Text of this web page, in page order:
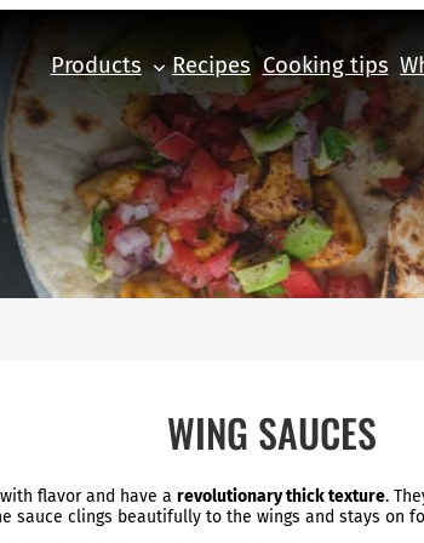
Products Recipes Cooking tips
WING SAUCES
flavor and have a revolutionary thick texture.
sauce clings beautifully to the wings and stays on